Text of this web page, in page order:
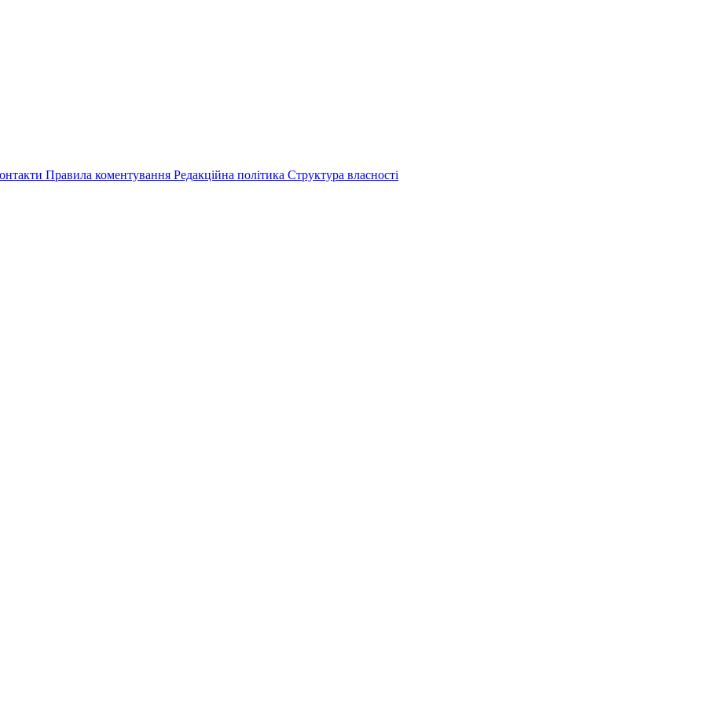
Правила коментування Редакційна політика Структура власності